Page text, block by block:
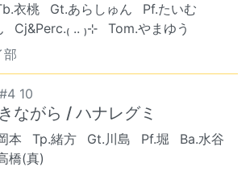
衣桃 Gt.あらしゅん
Pf.たいむ
Cj&Perc.₍ .. ₎⊹
Tom.やまゆう
部
10
ながら / ハナレグミ
本 Tp.緒方 Gt.川島 Pf.堀
Ba.水谷
橋(真)